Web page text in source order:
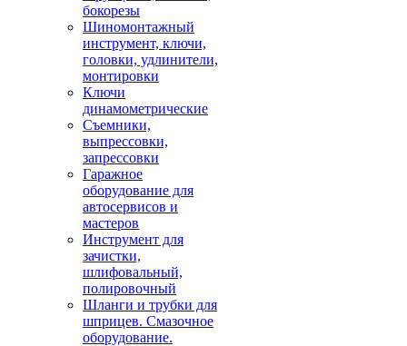
бокорезы
Шиномонтажный
инструмент, ключи,
головки, удлинители,
монтировки
Ключи
динамометрические
Съемники,
выпрессовки,
запрессовки
Гаражное
оборудование для
автосервисов и
мастеров
Инструмент для
зачистки,
шлифовальный,
полировочный
Шланги и трубки для
шприцев. Смазочное
оборудование.